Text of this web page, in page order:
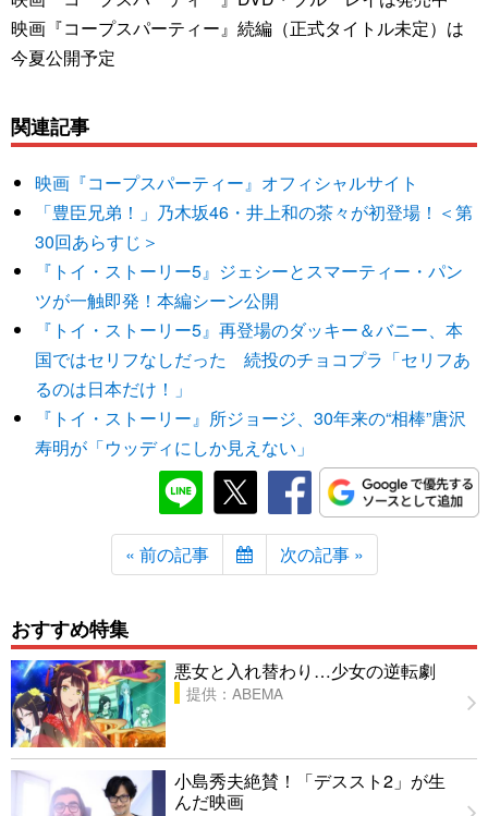
映画『コープスパーティー』続編（正式タイトル未定）は
今夏公開予定
関連記事
映画『コープスパーティー』オフィシャルサイト
「豊臣兄弟！」乃木坂46・井上和の茶々が初登場！＜第
30回あらすじ＞
『トイ・ストーリー5』ジェシーとスマーティー・パン
ツが一触即発！本編シーン公開
『トイ・ストーリー5』再登場のダッキー＆バニー、本
国ではセリフなしだった 続投のチョコプラ「セリフあ
るのは日本だけ！」
『トイ・ストーリー』所ジョージ、30年来の“相棒”唐沢
寿明が「ウッディにしか見えない」
« 前の記事 次の記事 »
おすすめ特集
悪女と入れ替わり…少女の逆転劇
提供：ABEMA
小島秀夫絶賛！「デススト2」が生
んだ映画